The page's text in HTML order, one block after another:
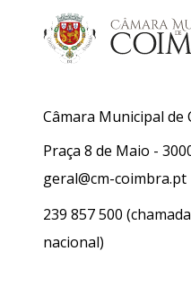
Câmara Municipal de
Praça 8 de Maio -
geral@cm-coimbra.pt
239 857 500
nacional)